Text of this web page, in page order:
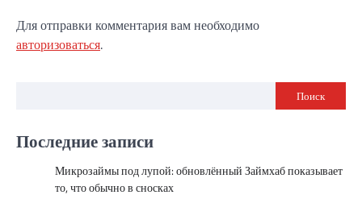
Для отправки комментария вам необходимо
авторизоваться.
Поиск
Последние записи
Микрозаймы под лупой: обновлённый Займхаб показывает
то, что обычно в сносках